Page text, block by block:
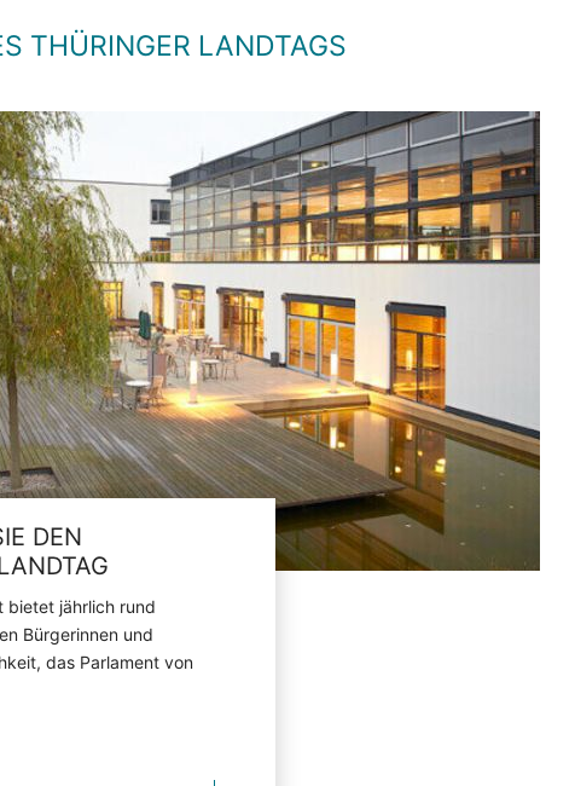
THÜRINGER LANDTAGS
DEN
bietet jährlich rund
Bürgerinnen und
das Parlament von